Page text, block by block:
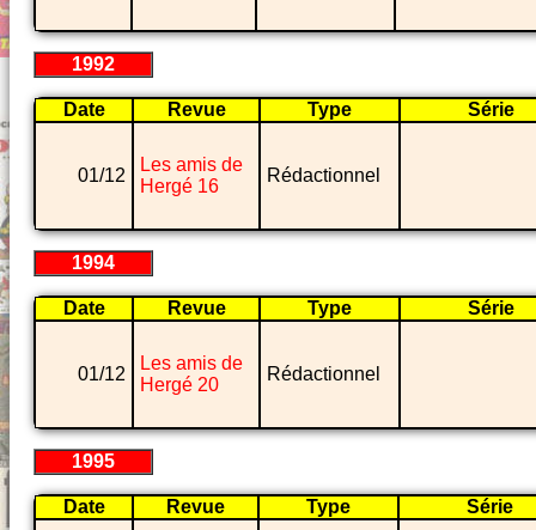
1992
Date Revue Type Série
01/12
Les amis de
Hergé 16
Rédactionnel
1994
Date Revue Type Série
01/12
Les amis de
Hergé 20
Rédactionnel
1995
Date Revue Type Série